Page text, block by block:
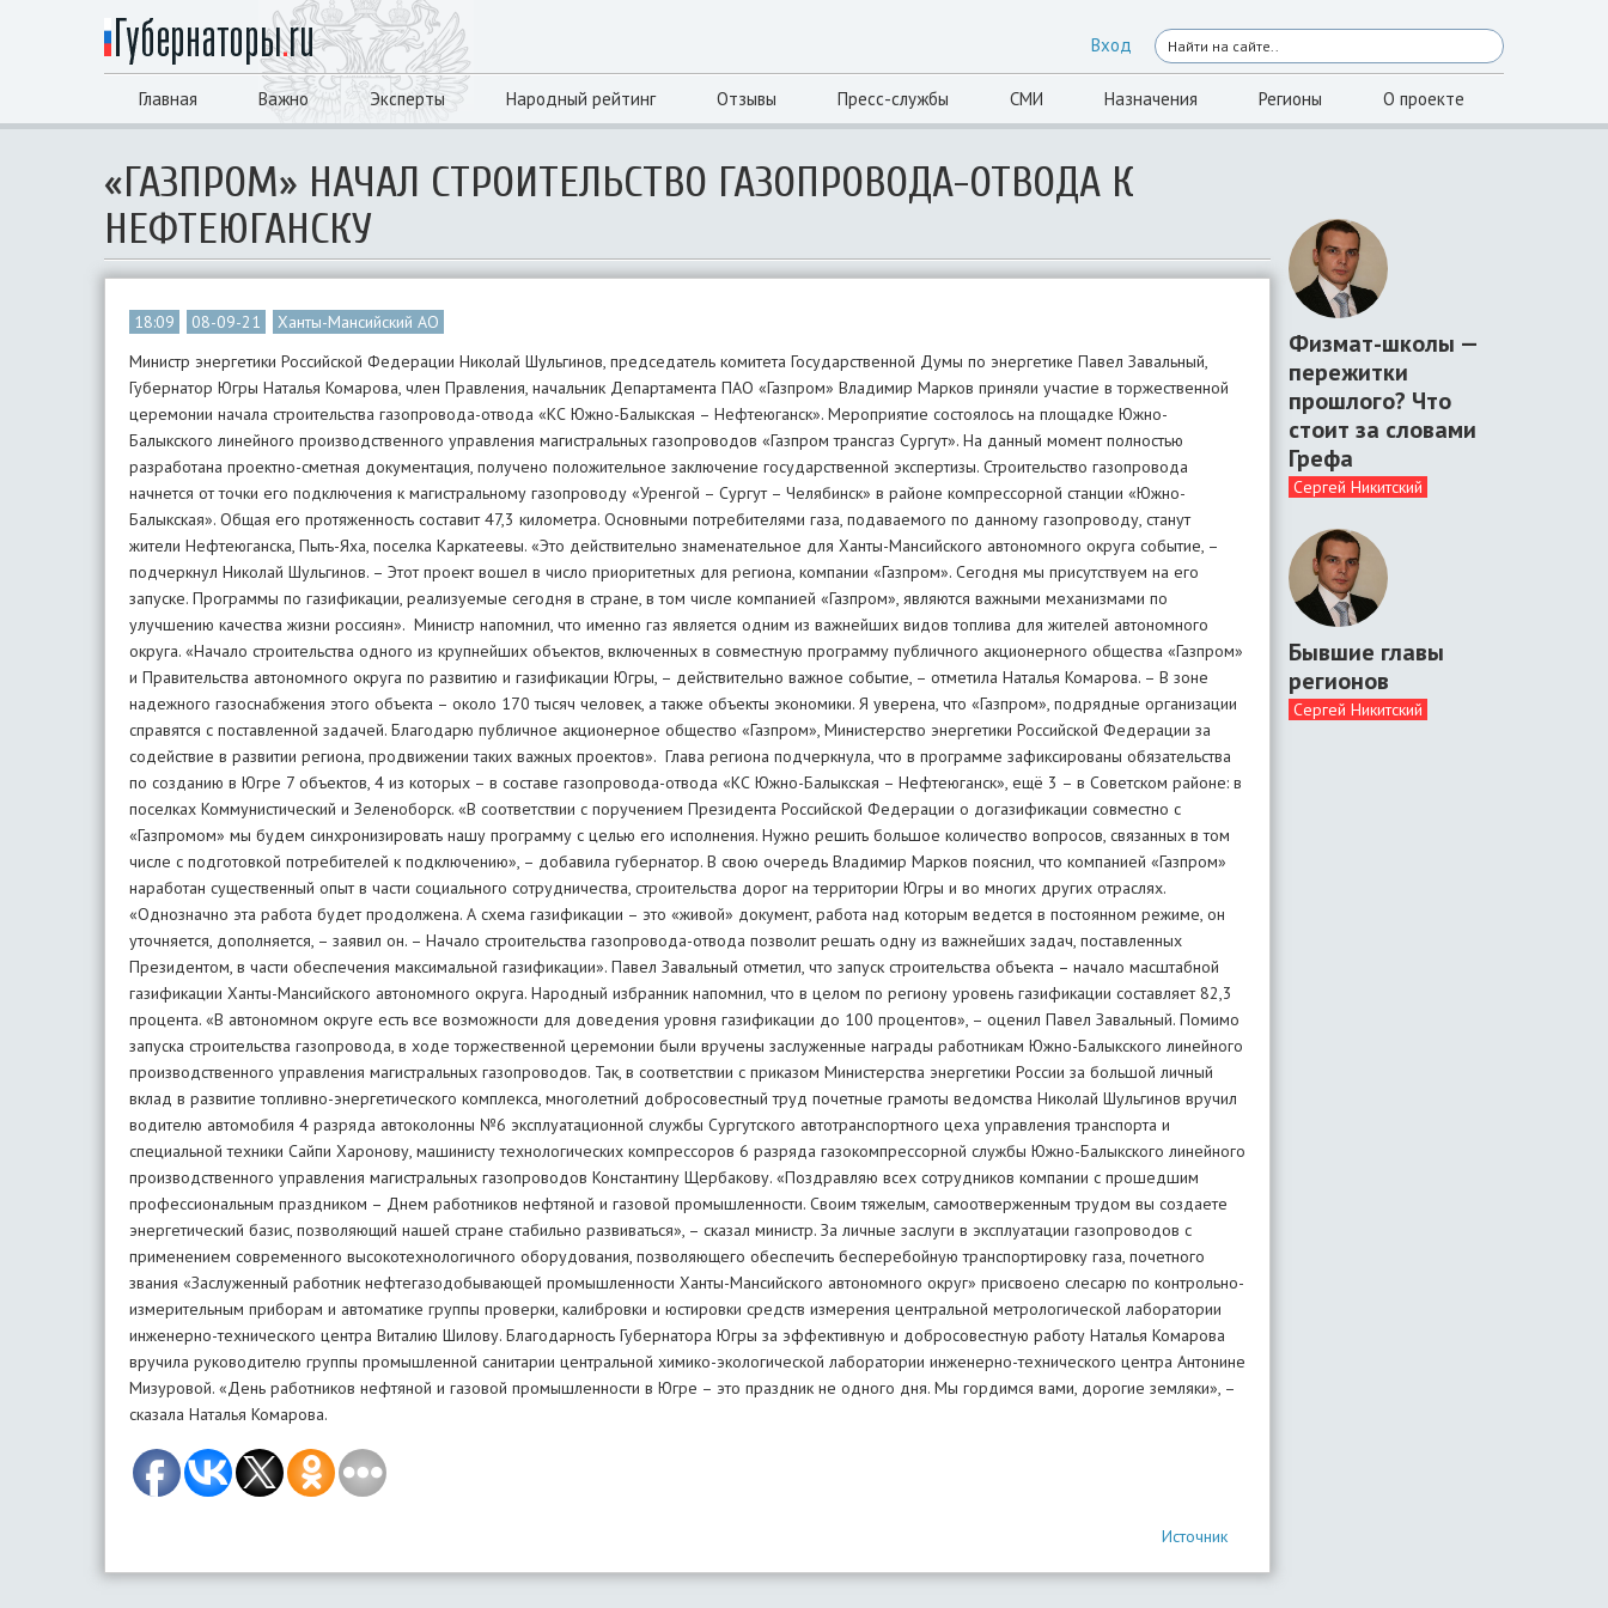
Вход
Главная Важно Эксперты Народный рейтинг Отзывы Пресс-службы СМИ Назначения Регионы О проекте
«ГАЗПРОМ» НАЧАЛ СТРОИТЕЛЬСТВО ГАЗОПРОВОДА-ОТВОДА К
НЕФТЕЮГАНСКУ
18:09 08-09-21
Ханты-Мансийский АО
Министр энергетики Российской Федерации Николай Шульгинов, председатель комитета Государственной Думы по энергетике Павел Завальный,
Губернатор Югры Наталья Комарова, член Правления, начальник Департамента ПАО «Газпром» Владимир Марков приняли участие в торжественной
церемонии начала строительства газопровода-отвода «КС Южно-Балыкская – Нефтеюганск». Мероприятие состоялось на площадке Южно-
Балыкского линейного производственного управления магистральных газопроводов «Газпром трансгаз Сургут». На данный момент полностью
разработана проектно-сметная документация, получено положительное заключение государственной экспертизы. Строительство газопровода
начнется от точки его подключения к магистральному газопроводу «Уренгой – Сургут – Челябинск» в районе компрессорной станции «Южно-
Балыкская». Общая его протяженность составит 47,3 километра. Основными потребителями газа, подаваемого по данному газопроводу, станут
жители Нефтеюганска, Пыть-Яха, поселка Каркатеевы. «Это действительно знаменательное для Ханты-Мансийского автономного округа событие, –
подчеркнул Николай Шульгинов. – Этот проект вошел в число приоритетных для региона, компании «Газпром». Сегодня мы присутствуем на его
запуске. Программы по газификации, реализуемые сегодня в стране, в том числе компанией «Газпром», являются важными механизмами по
улучшению качества жизни россиян». Министр напомнил, что именно газ является одним из важнейших видов топлива для жителей автономного
округа. «Начало строительства одного из крупнейших объектов, включенных в совместную программу публичного акционерного общества «Газпром»
и Правительства автономного округа по развитию и газификации Югры, – действительно важное событие, – отметила Наталья Комарова. – В зоне
надежного газоснабжения этого объекта – около 170 тысяч человек, а также объекты экономики. Я уверена, что «Газпром», подрядные организации
справятся с поставленной задачей. Благодарю публичное акционерное общество «Газпром», Министерство энергетики Российской Федерации за
содействие в развитии региона, продвижении таких важных проектов». Глава региона подчеркнула, что в программе зафиксированы обязательства
по созданию в Югре 7 объектов, 4 из которых – в составе газопровода-отвода «КС Южно-Балыкская – Нефтеюганск», ещё 3 – в Советском районе: в
поселках Коммунистический и Зеленоборск. «В соответствии с поручением Президента Российской Федерации о догазификации совместно с
«Газпромом» мы будем синхронизировать нашу программу с целью его исполнения. Нужно решить большое количество вопросов, связанных в том
числе с подготовкой потребителей к подключению», – добавила губернатор. В свою очередь Владимир Марков пояснил, что компанией «Газпром»
наработан существенный опыт в части социального сотрудничества, строительства дорог на территории Югры и во многих других отраслях.
«Однозначно эта работа будет продолжена. А схема газификации – это «живой» документ, работа над которым ведется в постоянном режиме, он
уточняется, дополняется, – заявил он. – Начало строительства газопровода-отвода позволит решать одну из важнейших задач, поставленных
Президентом, в части обеспечения максимальной газификации». Павел Завальный отметил, что запуск строительства объекта – начало масштабной
газификации Ханты-Мансийского автономного округа. Народный избранник напомнил, что в целом по региону уровень газификации составляет 82,3
процента. «В автономном округе есть все возможности для доведения уровня газификации до 100 процентов», – оценил Павел Завальный. Помимо
запуска строительства газопровода, в ходе торжественной церемонии были вручены заслуженные награды работникам Южно-Балыкского линейного
производственного управления магистральных газопроводов. Так, в соответствии с приказом Министерства энергетики России за большой личный
вклад в развитие топливно-энергетического комплекса, многолетний добросовестный труд почетные грамоты ведомства Николай Шульгинов вручил
водителю автомобиля 4 разряда автоколонны №6 эксплуатационной службы Сургутского автотранспортного цеха управления транспорта и
специальной техники Сайпи Харонову, машинисту технологических компрессоров 6 разряда газокомпрессорной службы Южно-Балыкского линейного
производственного управления магистральных газопроводов Константину Щербакову. «Поздравляю всех сотрудников компании с прошедшим
профессиональным праздником – Днем работников нефтяной и газовой промышленности. Своим тяжелым, самоотверженным трудом вы создаете
энергетический базис, позволяющий нашей стране стабильно развиваться», – сказал министр. За личные заслуги в эксплуатации газопроводов с
применением современного высокотехнологичного оборудования, позволяющего обеспечить бесперебойную транспортировку газа, почетного
звания «Заслуженный работник нефтегазодобывающей промышленности Ханты-Мансийского автономного округ» присвоено слесарю по контрольно-
измерительным приборам и автоматике группы проверки, калибровки и юстировки средств измерения центральной метрологической лаборатории
инженерно-технического центра Виталию Шилову. Благодарность Губернатора Югры за эффективную и добросовестную работу Наталья Комарова
вручила руководителю группы промышленной санитарии центральной химико-экологической лаборатории инженерно-технического центра Антонине
Мизуровой. «День работников нефтяной и газовой промышленности в Югре – это праздник не одного дня. Мы гордимся вами, дорогие земляки», –
сказала Наталья Комарова.
Источник
Физмат-школы —
пережитки
прошлого? Что
стоит за словами
Грефа
Сергей Никитский
Бывшие главы
регионов
Сергей Никитский